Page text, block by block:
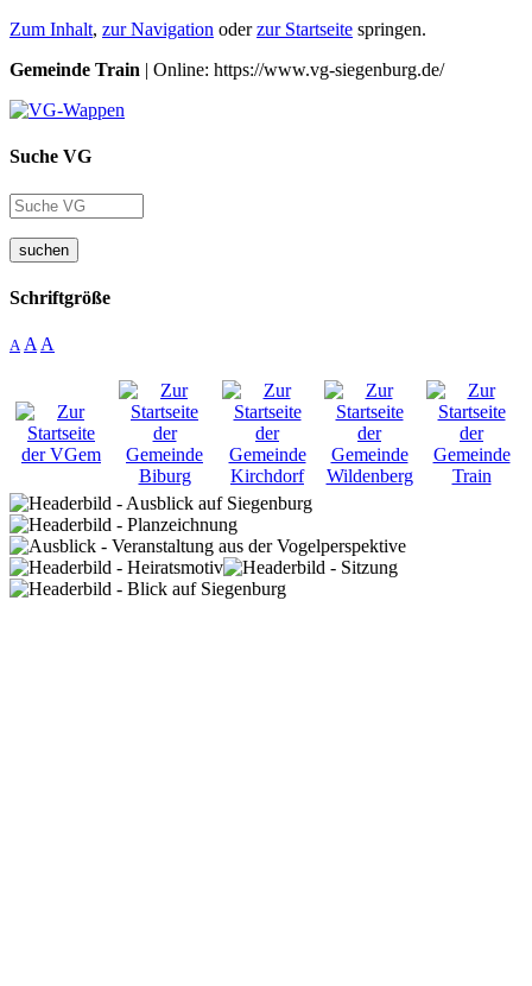
Zum Inhalt, zur Navigation oderzur Startseite springen.
Gemeinde Train | Online: https://www.vg-siegenburg.de/
Suche VG
suchen
Schriftgröße
A A A